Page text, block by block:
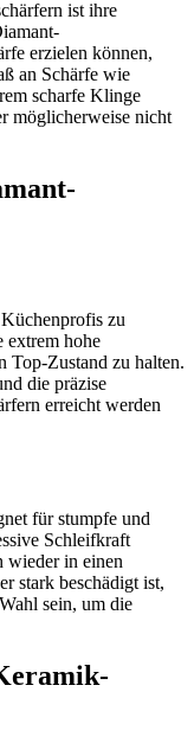
ist ihre
erzielen können,
an Schärfe wie
scharfe Klinge
möglicherweise nicht
zu
extrem hohe
Top-Zustand zu halten.
die präzise
erreicht werden
für stumpfe und
Schleifkraft
wieder in einen
stark beschädigt ist,
sein, um die